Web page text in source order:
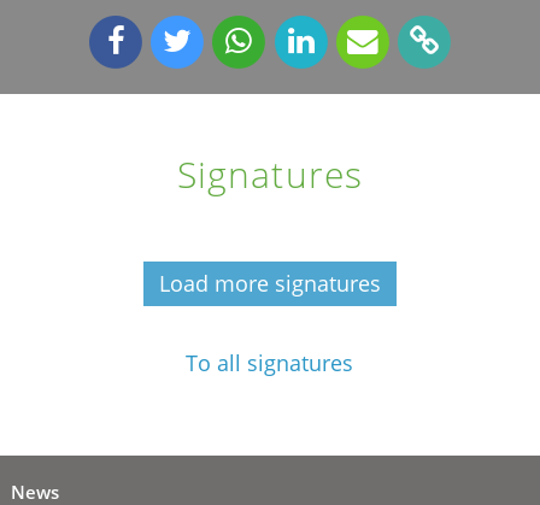
Signatures
Load more signatures
To all signatures
News